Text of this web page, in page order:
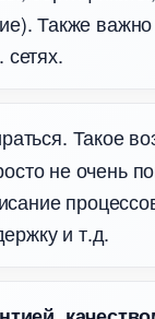
Также
Такое
не очень
и т.д.